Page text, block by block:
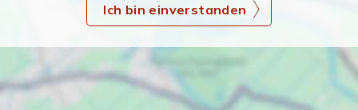
Ich bin einverstanden